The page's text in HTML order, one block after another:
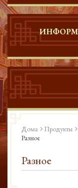
Дома Продукты
Разное
Разное